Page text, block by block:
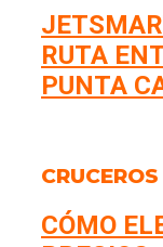
RUTA
PUNTA
CRUCEROS
CÓMO